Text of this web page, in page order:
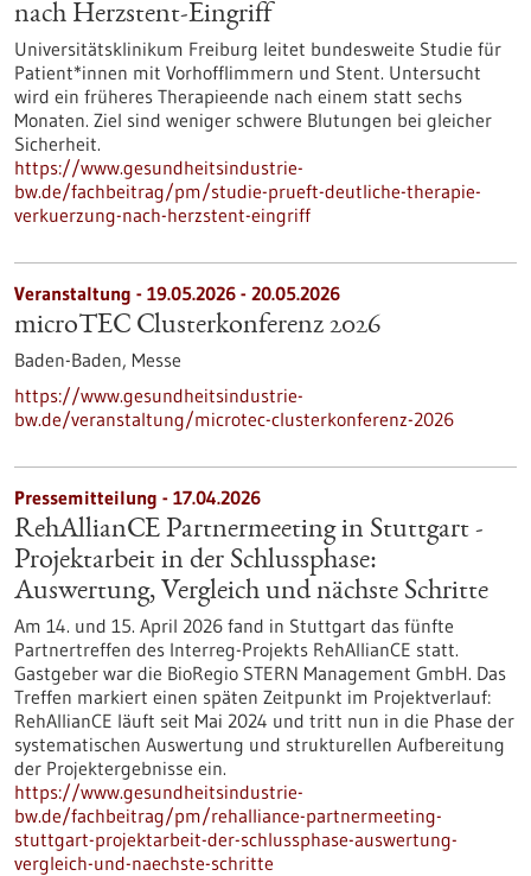
nach Herzstent-Eingriff
Universitätsklinikum Freiburg leitet bundesweite Studie für
Patient*innen mit Vorhofflimmern und Stent. Untersucht
wird ein früheres Therapieende nach einem statt sechs
Monaten. Ziel sind weniger schwere Blutungen bei gleicher
Sicherheit.
https://www.gesundheitsindustrie-
bw.de/fachbeitrag/pm/studie-prueft-deutliche-therapie-
verkuerzung-nach-herzstent-eingriff
Veranstaltung - 19.05.2026 - 20.05.2026
microTEC Clusterkonferenz 2026
Baden-Baden, Messe
https://www.gesundheitsindustrie-
bw.de/veranstaltung/microtec-clusterkonferenz-2026
Pressemitteilung - 17.04.2026
RehAllianCE Partnermeeting in Stuttgart -
Projektarbeit in der Schlussphase:
Auswertung, Vergleich und nächste Schritte
Am 14. und 15. April 2026 fand in Stuttgart das fünfte
Partnertreffen des Interreg-Projekts RehAllianCE statt.
Gastgeber war die BioRegio STERN Management GmbH. Das
Treffen markiert einen späten Zeitpunkt im Projektverlauf:
RehAllianCE läuft seit Mai 2024 und tritt nun in die Phase der
systematischen Auswertung und strukturellen Aufbereitung
der Projektergebnisse ein.
https://www.gesundheitsindustrie-
bw.de/fachbeitrag/pm/rehalliance-partnermeeting-
stuttgart-projektarbeit-der-schlussphase-auswertung-
vergleich-und-naechste-schritte